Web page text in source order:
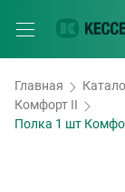
Главная
Комфорт II
Полка 1 шт